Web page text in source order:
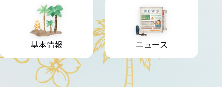
基本情報 ニュース